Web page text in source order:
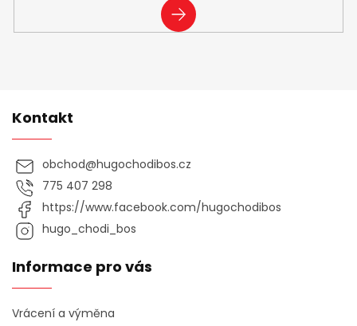
PŘIHLÁSIT
SE
Kontakt
obchod@hugochodibos.cz
775 407 298
https://www.facebook.com/hugochodibos
hugo_chodi_bos
Informace pro vás
Vrácení a výměna